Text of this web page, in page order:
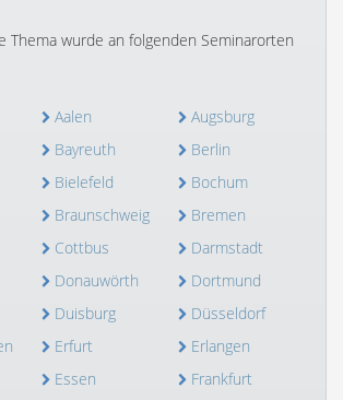
Thema wurde an folgenden Seminarorten
Aalen
Augsburg
Bayreuth
Berlin
Bielefeld
Bochum
Braunschweig
Bremen
Cottbus
Darmstadt
Donauwörth
Dortmund
Duisburg
Düsseldorf
Erfurt
Erlangen
Essen
Frankfurt